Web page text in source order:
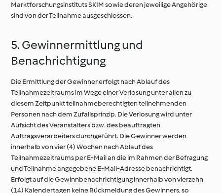
Marktforschungsinstituts SKIM sowie deren jeweilige Angehörige
sind von der Teilnahme ausgeschlossen.
5. Gewinnermittlung und
Benachrichtigung
Die Ermittlung der Gewinner erfolgt nach Ablauf des
Teilnahmezeitraums im Wege einer Verlosung unter allen zu
diesem Zeitpunkt teilnahmeberechtigten teilnehmenden
Personen nach dem Zufallsprinzip. Die Verlosung wird unter
Aufsicht des Veranstalters bzw. des beauftragten
Auftragsverarbeiters durchgeführt. Die Gewinner werden
innerhalb von vier (4) Wochen nach Ablauf des
Teilnahmezeitraums per E-Mail an die im Rahmen der Befragung
und Teilnahme angegebene E-Mail-Adresse benachrichtigt.
Erfolgt auf die Gewinnbenachrichtigung innerhalb von vierzehn
(14) Kalendertagen keine Rückmeldung des Gewinners, so